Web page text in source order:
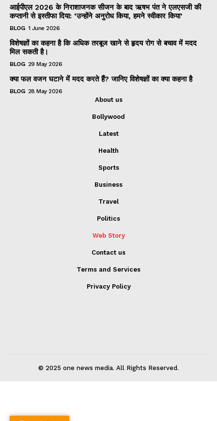
आईपीएल 2026 के निराशाजनक सीजन के बाद ऋषभ पंत ने एलएसजी की
कप्तानी से इस्तीफा दिया: ‘उन्होंने अनुरोध किया, हमने स्वीकार किया’
BLOG 1 June 2026
विशेषज्ञों का कहना है कि अधिक तरबूज खाने से हृदय रोग से बचाव में मदद
मिल सकती है।
BLOG 29 May 2026
क्या फल वजन घटाने में मदद करते हैं? जानिए विशेषज्ञों का क्या कहना है
BLOG 28 May 2026
About us
Bollywood
Latest
Health
Sports
Business
Travel
Politics
Web Story
Contact us
Terms and Services
Privacy Policy
© 2025 one news media. All Rights Reserved.